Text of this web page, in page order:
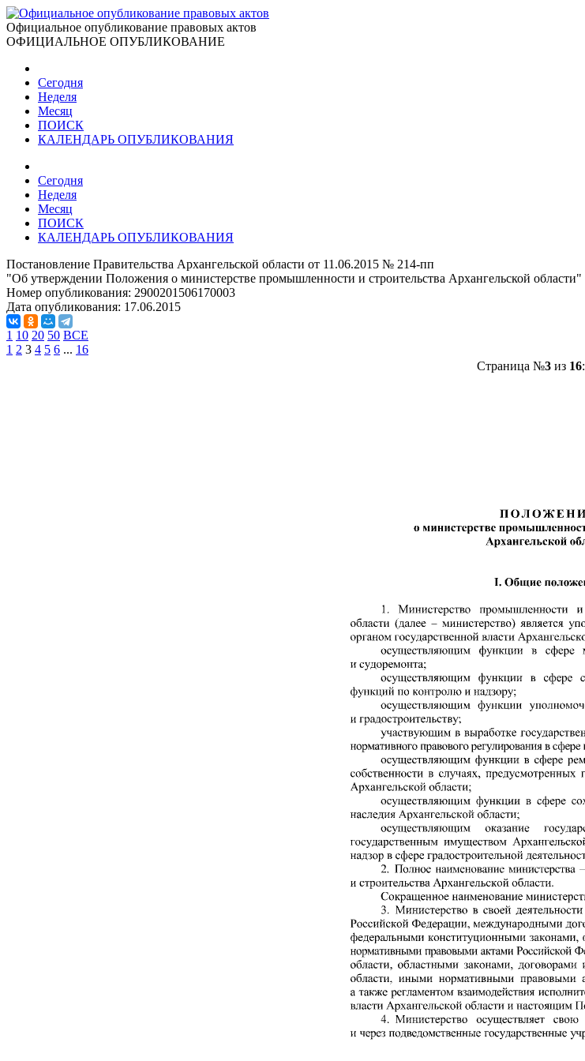
Официальное опубликование правовых актов
ОФИЦИАЛЬНОЕ ОПУБЛИКОВАНИЕ
Сегодня
Неделя
Месяц
ПОИСК
КАЛЕНДАРЬ ОПУБЛИКОВАНИЯ
Сегодня
Неделя
Месяц
ПОИСК
КАЛЕНДАРЬ ОПУБЛИКОВАНИЯ
Постановление Правительства Архангельской области от 11.06.2015 № 214-пп
"Об утверждении Положения о министерстве промышленности и строительства Архангельской области"
Номер опубликования: 2900201506170003
Дата опубликования: 17.06.2015
1 10 20 50 ВСЕ
1 2 3 4 5 6 ... 16
Страница №3из 16: